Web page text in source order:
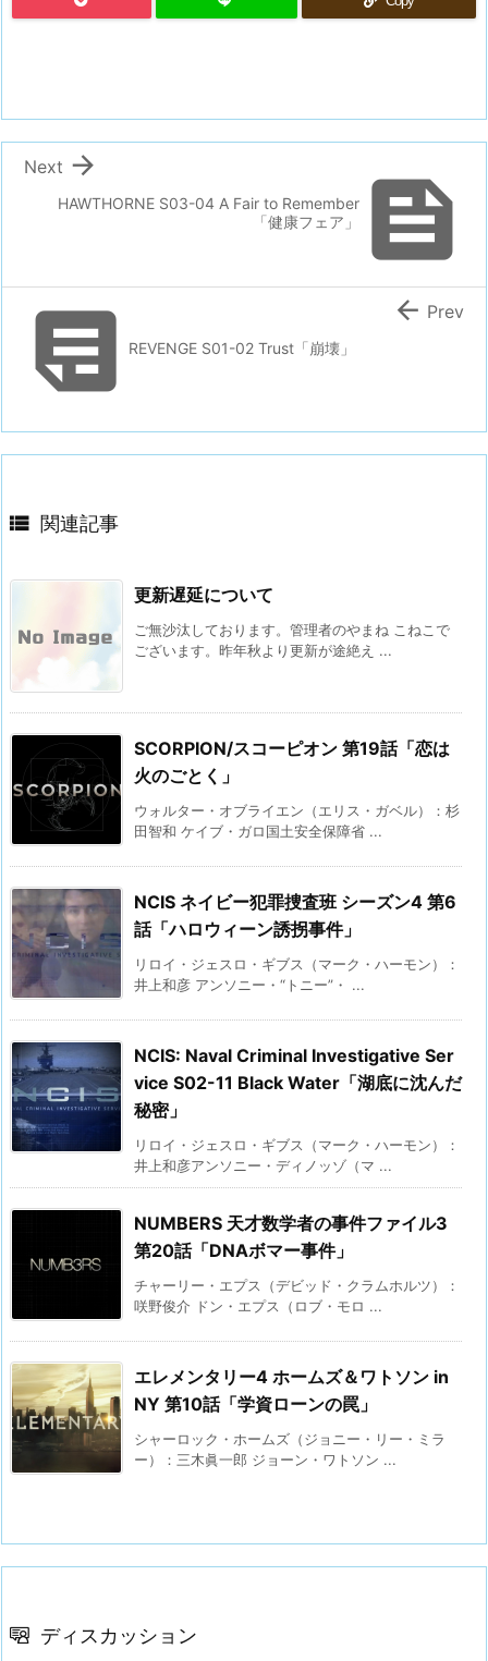

HAWTHORNE S03-04 A Fair to Remember
「健康フェア」

Next
REVENGE S01-02 Trust「崩壊」
 Prev
 関連記事
更新遅延について
ご無沙汰しております。管理者のやまね こねこで
ございます。昨年秋より更新が途絶え ...
SCORPION/スコーピオン 第19話「恋は
火のごとく」
ウォルター・オブライエン（エリス・ガベル）：杉
田智和 ケイブ・ガロ国土安全保障省 ...
NCIS ネイビー犯罪捜査班 シーズン4 第6
話「ハロウィーン誘拐事件」
リロイ・ジェスロ・ギブス（マーク・ハーモン）：
井上和彦 アンソニー・“トニー”・ ...
NCIS: Naval Criminal Investigative Ser
vice S02-11 Black Water「湖底に沈んだ
秘密」
リロイ・ジェスロ・ギブス（マーク・ハーモン）：
井上和彦アンソニー・ディノッゾ（マ ...
NUMBERS 天才数学者の事件ファイル3
第20話「DNAボマー事件」
チャーリー・エプス（デビッド・クラムホルツ）：
咲野俊介 ドン・エプス（ロブ・モロ ...
エレメンタリー4 ホームズ＆ワトソン in
NY 第10話「学資ローンの罠」
シャーロック・ホームズ（ジョニー・リー・ミラ
ー）：三木眞一郎 ジョーン・ワトソン ...
ディスカッション